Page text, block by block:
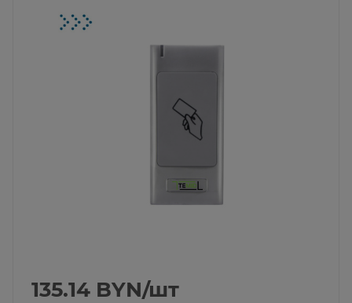
135.14 BYN/шт